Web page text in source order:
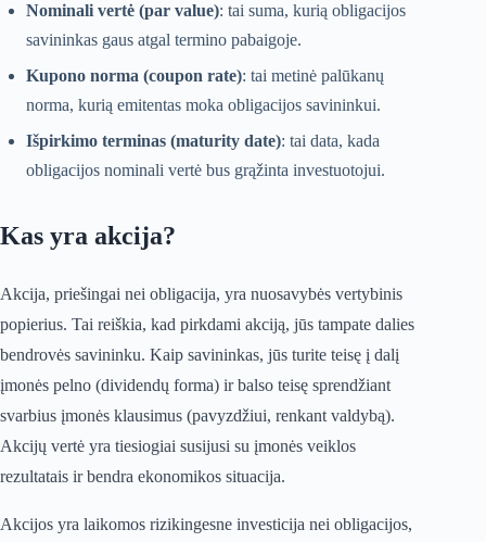
Nominali vertė (par value): tai suma, kurią obligacijos
savininkas gaus atgal termino pabaigoje.
Kupono norma (coupon rate): tai metinė palūkanų
norma, kurią emitentas moka obligacijos savininkui.
Išpirkimo terminas (maturity date): tai data, kada
obligacijos nominali vertė bus grąžinta investuotojui.
Kas yra akcija?
Akcija, priešingai nei obligacija, yra nuosavybės vertybinis
popierius. Tai reiškia, kad pirkdami akciją, jūs tampate dalies
bendrovės savininku. Kaip savininkas, jūs turite teisę į dalį
įmonės pelno (dividendų forma) ir balso teisę sprendžiant
svarbius įmonės klausimus (pavyzdžiui, renkant valdybą).
Akcijų vertė yra tiesiogiai susijusi su įmonės veiklos
rezultatais ir bendra ekonomikos situacija.
Akcijos yra laikomos rizikingesne investicija nei obligacijos,